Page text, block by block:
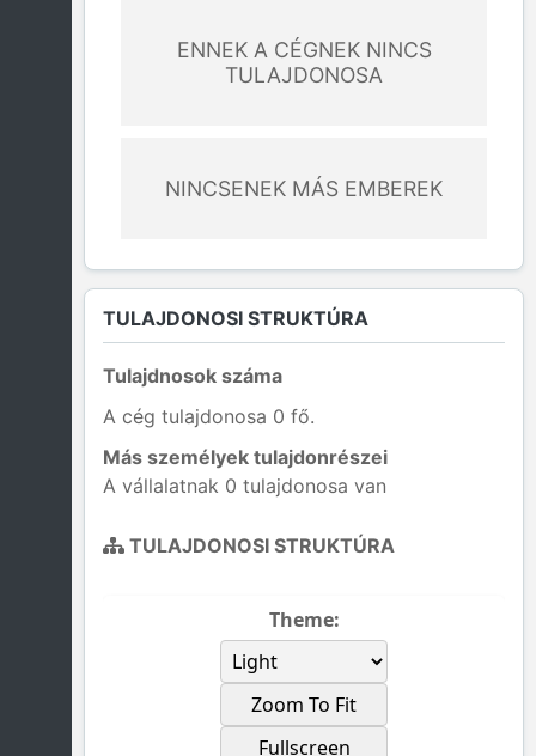
ENNEK A CÉGNEK NINCS
TULAJDONOSA
NINCSENEK MÁS EMBEREK
TULAJDONOSI STRUKTÚRA
Tulajdnosok száma
A cég tulajdonosa 0 fő.
Más személyek tulajdonrészei
A vállalatnak 0 tulajdonosa van
TULAJDONOSI STRUKTÚRA
Theme:
Zoom To Fit
Fullscreen